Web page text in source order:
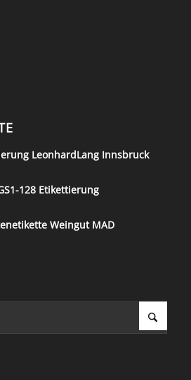
LeonhardLang Innsbruck
128 Etikettierung
Weingut MAD